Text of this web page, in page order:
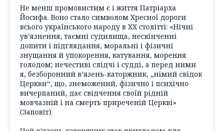
Не менш промовистим є і життя Патріарха
Йосифа. Воно стало символом Хресної дороги
всього українського народу в ХХ столітті: «Нічні
ув’язнення, таємні судилища, нескінченні
допити і підглядання, моральні і фізичні
знущання й упокорення, катування, морення
голодом; нечестиві слідчі і судді, а перед ними
я, безборонний в’язень-каторжник, „німий свідок
Церкви“, що, знеможений, фізично і психічно
вичерпаний, дає свідчення своїй рідній
мовчазній і на смерть приреченій Церкві»
(Заповіт).